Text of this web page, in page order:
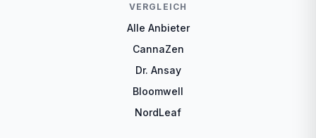
VERGLEICH
Alle Anbieter
CannaZen
Dr. Ansay
Bloomwell
NordLeaf